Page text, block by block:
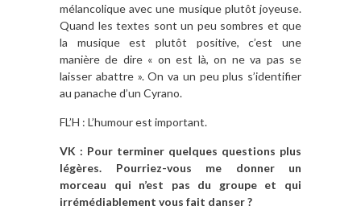
mélancolique avec une musique plutôt joyeuse.
Quand les textes sont un peu sombres et que
la musique est plutôt positive, c’est une
manière de dire « on est là, on ne va pas se
laisser abattre ». On va un peu plus s’identifier
au panache d’un Cyrano.
FL’H : L’humour est important.
VK : Pour terminer quelques questions plus
légères. Pourriez-vous me donner un
morceau qui n’est pas du groupe et qui
irrémédiablement vous fait danser ?